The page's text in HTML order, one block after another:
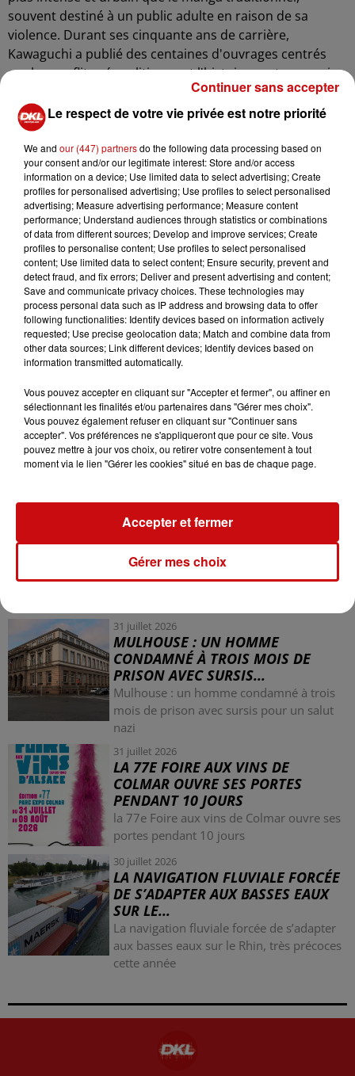
souvent destiné à un public adulte en raison de sa
violence. Durant ses cinquante ans de carrière,
Kawaguchi a publié des centaines d'ouvrages centrés
sur les conflits géopolitiques et l'histoire contemporaine
du Japon, mettant en scène des personnages tels que
des policiers, des soldats, et des gangsters.
d'argent, les intrigues économiques, et les héros
sportifs et cinématographiques. L'exposition présente
une dizaine de panneaux, chacun illustrant huit pages
(reproductions des dessins originaux) représentatives
de ses principaux thèmes.
Parmi les œuvres exposées figurent des pages de séries
telles que "Medusa" (1990-1994) sur les mouvements
étudiants contestataires, "The Silent Service" (1988-1996)
abordant la politique-fiction, "Zipang" (43 volumes)
retraçant la bataille de Midway, "Spirit of the Sun" (2002-
2010) une fiction post-apocalyptique, "Deep Ocean Blue"
(2013-2017) sur une guerre civile au XIIe siècle, et "Le
Porte-avions", une série militaire en cours.
Cette exposition, la première hors du Japon, permet de
découvrir l'œuvre de Kawaguchi, dont la plupart des
ouvrages sont disponibles en français.
LES AUTRES ACTUALITÉS
31 juillet 2026
MULHOUSE : UN HOMME
CONDAMNÉ À TROIS MOIS DE
PRISON AVEC SURSIS...
Mulhouse : un homme condamné à trois
mois de prison avec sursis pour un salut
nazi
31 juillet 2026
LA 77E FOIRE AUX VINS DE
COLMAR OUVRE SES PORTES
PENDANT 10 JOURS
la 77e Foire aux vins de Colmar ouvre ses
portes pendant 10 jours
30 juillet 2026
LA NAVIGATION FLUVIALE FORCÉE
DE S’ADAPTER AUX BASSES EAUX
SUR LE...
La navigation fluviale forcée de s’adapter
aux basses eaux sur le Rhin, très précoces
cette année
Le respect de votre vie privée est notre priorité
We and our (447) partnersdo the following data processing based on
your consent and/or our legitimate interest: Store and/or access
information on a device; Use limited data to select advertising; Create
profiles for personalised advertising; Use profiles to select personalised
advertising; Measure advertising performance; Measure content
performance; Understand audiences through statistics or combinations
of data from different sources; Develop and improve services; Create
profiles to personalise content; Use profiles to select personalised
content; Use limited data to select content; Ensure security, prevent and
detect fraud, and fix errors; Deliver and present advertising and content;
Save and communicate privacy choices. These technologies may
process personal data such as IP address and browsing data to offer
following functionalities: Identify devices based on information actively
requested; Use precise geolocation data; Match and combine data from
other data sources; Link different devices; Identify devices based on
information transmitted automatically.
Vous pouvez accepter en cliquant sur "Accepter et fermer", ou affiner en
sélectionnant les finalités et/ou partenaires dans "Gérer mes choix".
Vous pouvez également refuser en cliquant sur "Continuer sans
accepter". Vos préférences ne s'appliqueront que pour ce site. Vous
pouvez mettre à jour vos choix, ou retirer votre consentement à tout
moment via le lien "Gérer les cookies" situé en bas de chaque page.
Gérer mes choix
Accepter et fermer
Continuer sans accepter